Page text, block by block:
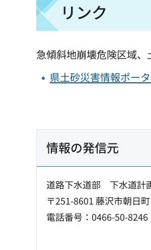
リンク
急傾斜地崩壊危険区域
県土砂災害情報ポー
情報の発信元
道路下水道部 下水道計
〒251-8601 藤沢市朝日
電話番号：0466-50-8246